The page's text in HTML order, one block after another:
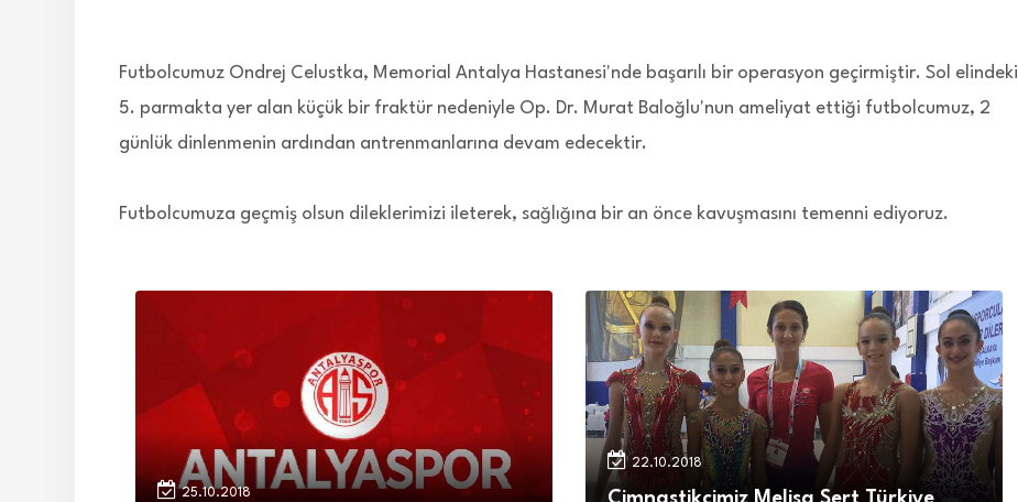
Futbolcumuz Ondrej Celustka, Memorial Antalya Hastanesi'nde başarılı bir operasyon geçirmiştir. Sol elindeki
5. parmakta yer alan küçük bir fraktür nedeniyle Op. Dr. Murat Baloğlu'nun ameliyat ettiği futbolcumuz, 2
günlük dinlenmenin ardından antrenmanlarına devam edecektir.
Futbolcumuza geçmiş olsun dileklerimizi ileterek, sağlığına bir an önce kavuşmasını temenni ediyoruz.
25.10.2018
22.10.2018